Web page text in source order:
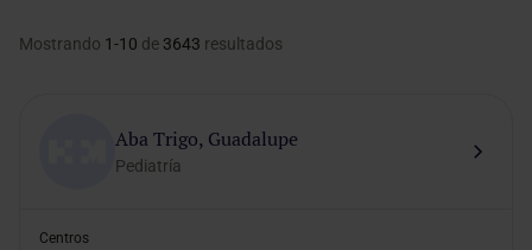
Mostrando 1-10 de 3643 resultados
Aba Trigo, Guadalupe
Pediatría
Centros